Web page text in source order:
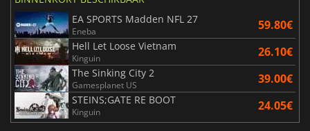
EA SPORTS Madden NFL 27
Eneba 59.80€
Hell Let Loose Vietnam
Kinguin 26.10€
The Sinking City 2
Gamesplanet US 39.00€
STEINS;GATE RE BOOT
Kinguin 24.05€